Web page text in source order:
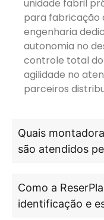
unidade fabril
para fabricação
engenharia
autonomia no
controle total
agilidade no
parceiros
Quais
são atendidos
Como a
identificação e